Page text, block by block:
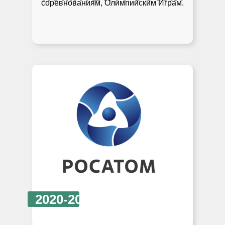
соревнованиям, Олимпийским Играм.
2020-2021